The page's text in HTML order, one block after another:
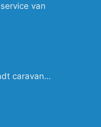
van
caravan…